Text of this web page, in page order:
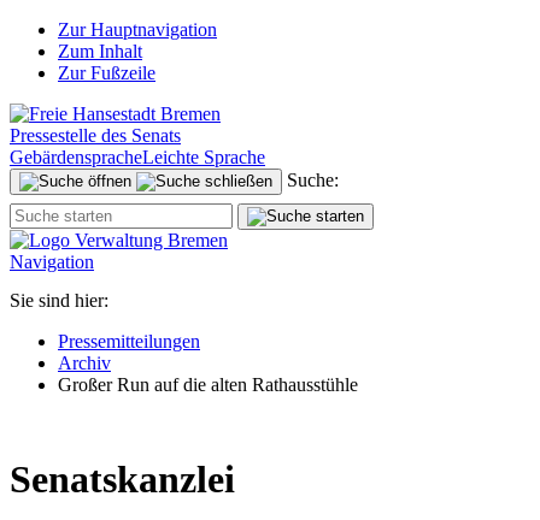
Zur Hauptnavigation
Zum Inhalt
Zur Fußzeile
Pressestelle des Senats
GebärdenspracheLeichte Sprache
Suche:
Navigation
Sie sind hier:
Pressemitteilungen
Archiv
Großer Run auf die alten Rathausstühle
Senatskanzlei